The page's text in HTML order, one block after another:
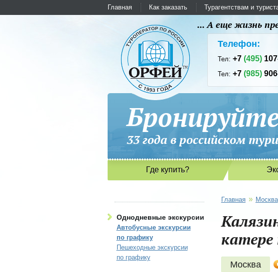
Главная Как заказать Турагентствам и
... А еще жизнь
Телефон:
Тел:+7(495)
Тел:+7(985)
33 года в российском
Где купить?
Однодневные экскурсии
Автобусные экскурсии
по графику
Пешеходные экскурсии
по графику
Главная » Москва
катере
Москва